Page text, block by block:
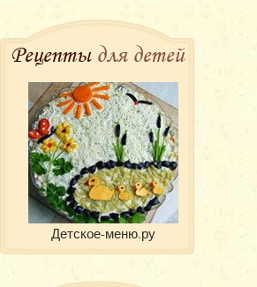
Рецепты для детей
Детское-меню.ру